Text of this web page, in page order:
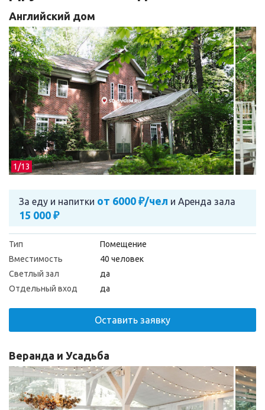
1/13
Английский дом
За еду и напитки от 6000 ₽/чел и Аренда зала
15 000 ₽
Тип
Помещение
Вместимость
40 человек
Светлый зал
да
Отдельный вход
да
Оставить заявку
Веранда и Усадьба